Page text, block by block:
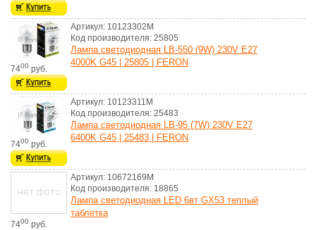
7400 руб.
Артикул: 10123302M
Код производителя: 25805
Лампа светодиодная LB-550 (9W) 230V E27
4000K G45 | 25805 | FERON
7400 руб.
Артикул: 10123311M
Код производителя: 25483
Лампа светодиодная LB-95 (7W) 230V E27
6400K G45 | 25483 | FERON
7400 руб.
Артикул: 10672169M
Код производителя: 18865
Лампа светодиодная LED 6вт GX53 теплый
таблетка